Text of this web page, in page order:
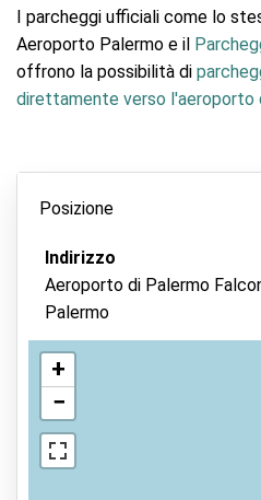
I parcheggi ufficiali come lo
Aeroporto Palermo e il
offrono la possibilità di
direttamente verso l'aeroporto
Posizione
Indirizzo
Aeroporto di Palermo
Palermo
+
−